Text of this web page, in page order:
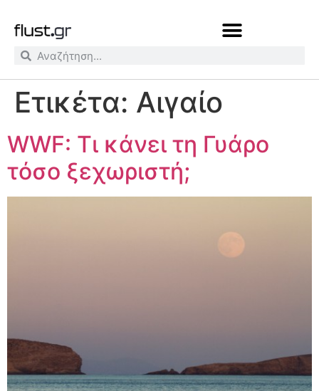
Ετικέτα: Αιγαίο
WWF: Τι κάνει τη Γυάρο
τόσο ξεχωριστή;